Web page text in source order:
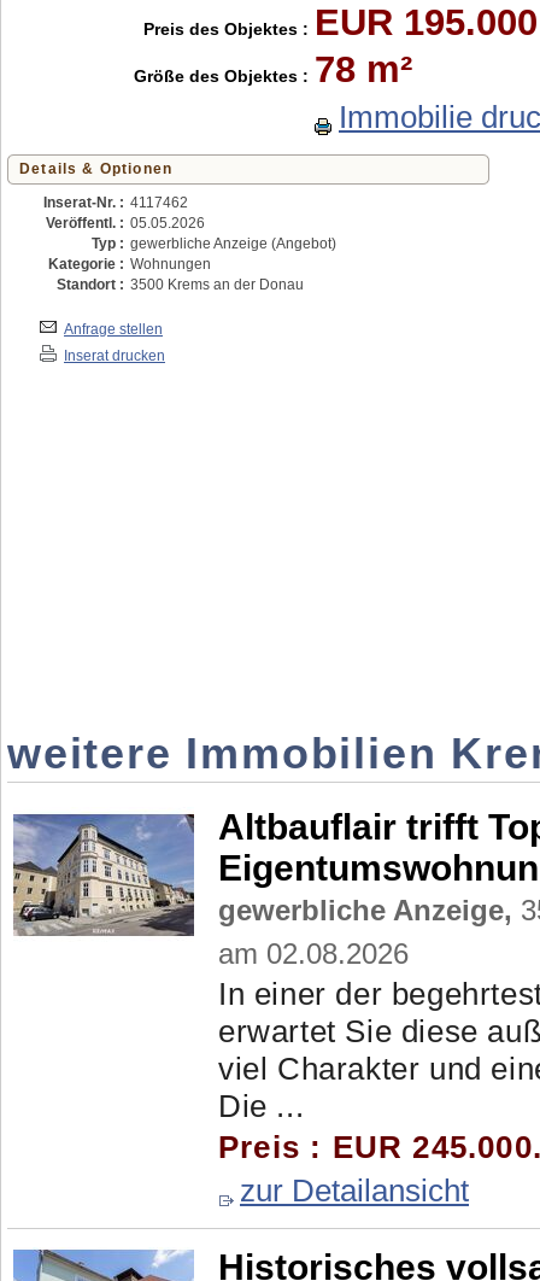
Preis des Objektes : EUR
Größe des Objektes : 78 m²
Immobilie
Details & Optionen
Inserat-Nr. : 4117462
Veröffentl. : 05.05.2026
Typ : gewerbliche Anzeige (Angebot)
Kategorie : Wohnungen
Standort : 3500 Krems an der Donau
Anfrage stellen
Inserat drucken
weitere Immobilien
Altbauflair trifft
gewerbliche Anzeige,
am 02.08.2026
In einer der
erwartet Sie diese
viel Charakter und
Die ...
Preis : EUR
zur Detailansicht
Historisches